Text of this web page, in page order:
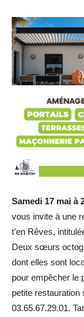
Samedi 17 mai à
vous invite à une
t’en Rêves,
Deux sœurs
dont elles sont
pour empêcher le
petite
03.65.67.29.01.